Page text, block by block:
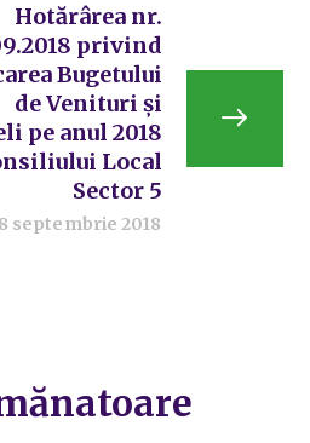
Hotărârea nr.
privind
Bugetului
de Venituri și
pe anul 2018
Local
Sector 5
septembrie 2018